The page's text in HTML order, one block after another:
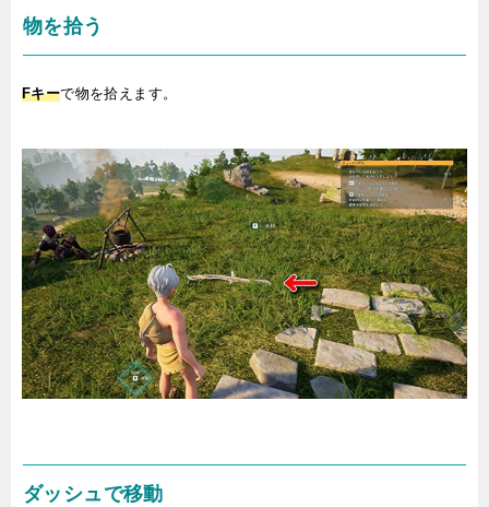
物を拾う
Fキーで物を拾えます。
ダッシュで移動